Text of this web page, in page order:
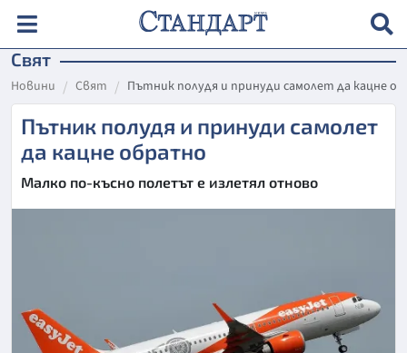
Свят
Новини Свят Пътник полудя и принуди самолет да кацне
Пътник полудя и принуди самолет
да кацне обратно
Малко по-късно полетът е излетял отново